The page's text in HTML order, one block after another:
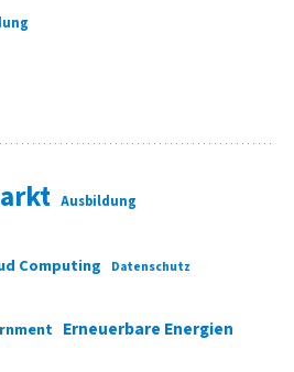
Ausbildung
Computing Datenschutz
Erneuerbare Energien